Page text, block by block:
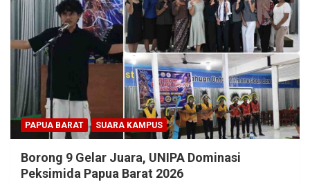
PAPUA BARAT SUARA KAMPUS
Borong 9 Gelar Juara, UNIPA Dominasi
Peksimida Papua Barat 2026